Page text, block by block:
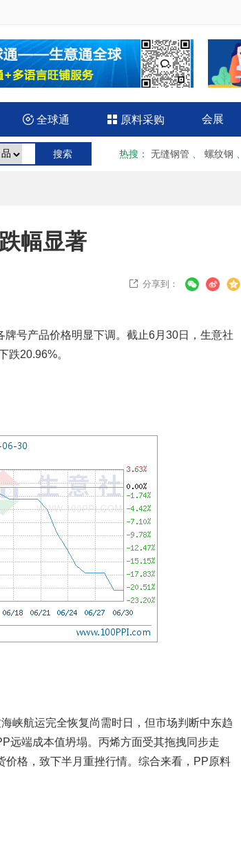
 全球通  原料采购 会展
热搜 ： 无缝钢管 螺纹钢
幅显著
 分享到：
号产品价格明显下调。截止6月30日，生意社
跌20.96%。
峡航运完全恢复尚需时日，但市场判断中东趋
远端成本值坍塌。丙烯方面受其拖拽同步走
格，致下半月重挫行情。综合来看，PP原料